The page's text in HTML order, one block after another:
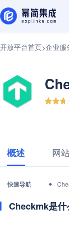
开放平台首页>企业服
概述 网
快速导航
Checkmk是什